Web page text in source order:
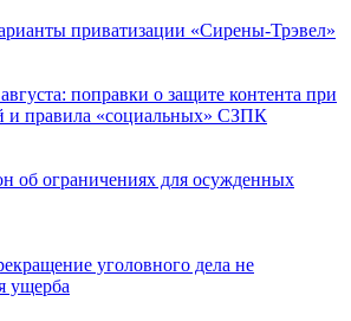
приватизации «Сирены-Трэвел»
поправки о защите контента при
и правила «социальных» СЗПК
об ограничениях для осужденных
уголовного дела не
ущерба